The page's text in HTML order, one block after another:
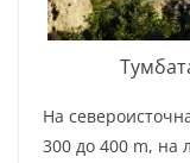
На
300 до 400 m, на